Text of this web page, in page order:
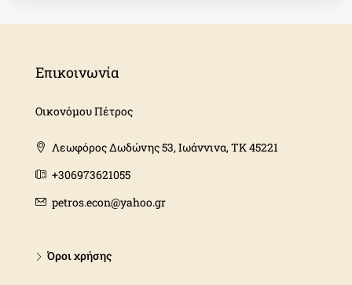
Επικοινωνία
Οικονόμου Πέτρος
Λεωφόρος Δωδώνης 53, Ιωάννινα, ΤΚ 45221
+306973621055
petros.econ@yahoo.gr
Όροι χρήσης